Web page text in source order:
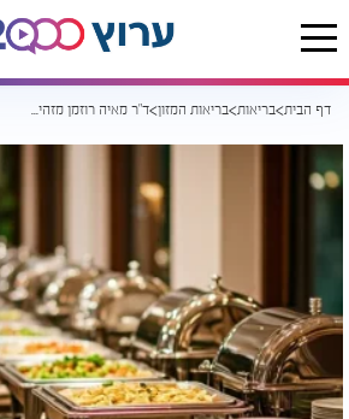
דף הבית בריאות בריאות המזון ד"ר מאיה רוזמן מזהירה: 5 מאכלים בריאים שיכולים לבלום לכם את הדיאטה